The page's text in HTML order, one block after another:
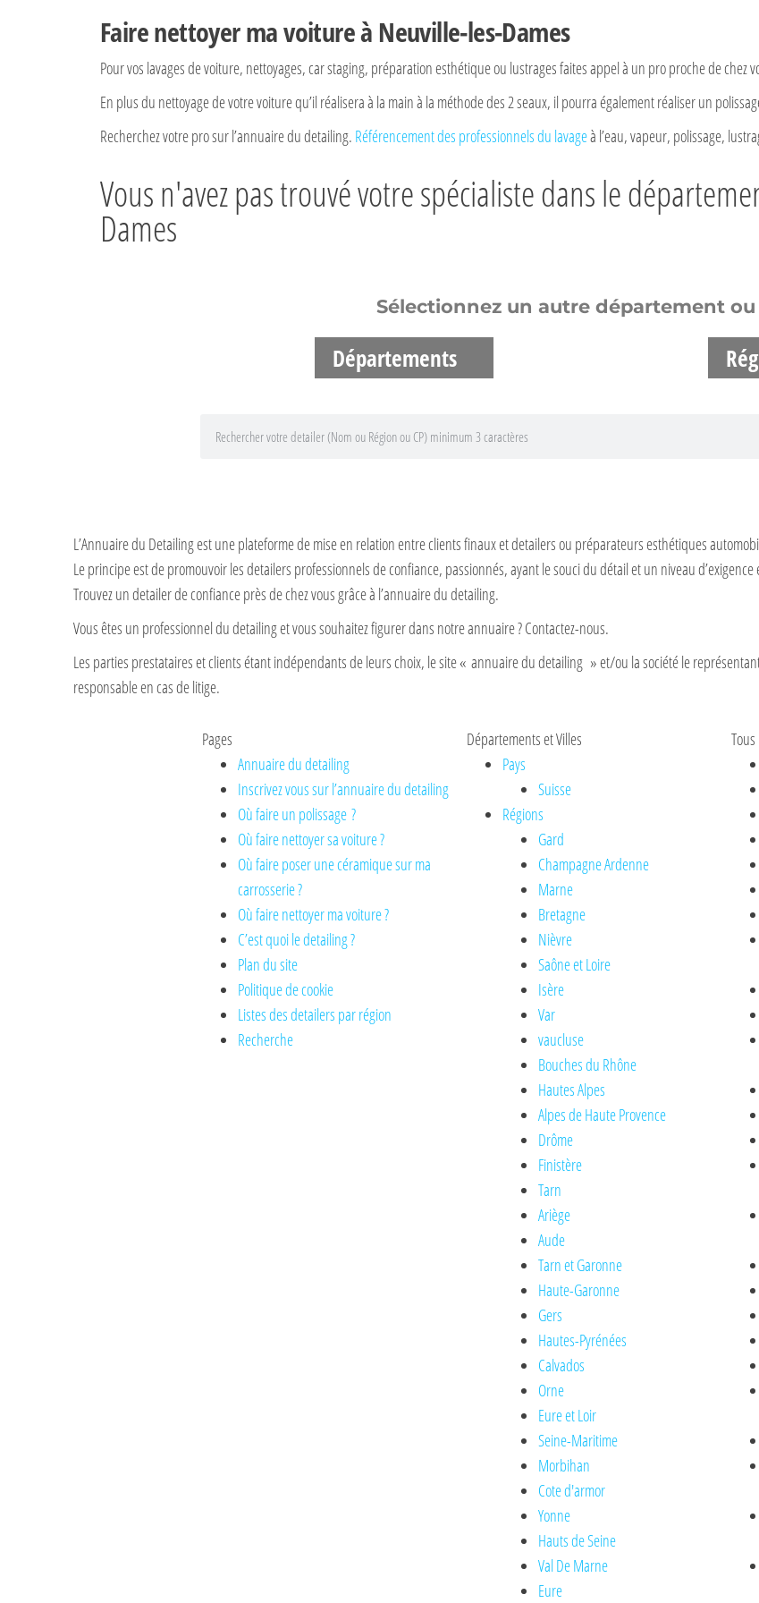
Faire nettoyer ma voiture à Neuville-les-Dames
Pour vos lavages de voiture, nettoyages, car staging, préparation esthétique ou lustrages faites appel à un pro proche de chez
En plus du nettoyage de votre voiture qu’il réalisera à la main à la méthode des 2 seaux, il pourra également réaliser un
Recherchez votre pro sur l’annuaire du detailing. Référencement des professionnels du lavageà l’eau, vapeur, polissage,
Vous n'avez pas trouvé votre spécialiste dans le
Dames
Sélectionnez un autre département
Départements
L’Annuaire du Detailing est une plateforme de mise en relation entre clients finaux et detailers ou préparateurs esthétiques
Le principe est de promouvoir les detailers professionnels de confiance, passionnés, ayant le souci du détail et un niveau d’exigence
Trouvez un detailer de confiance près de chez vous grâce à l’annuaire du detailing.
Vous êtes un professionnel du detailing et vous souhaitez figurer dans notre annuaire ? Contactez-nous.
Les parties prestataires et clients étant indépendants de leurs choix, le site « annuaire du detailing » et/ou la société le
responsable en cas de litige.
Pages
Annuaire du detailing
Inscrivez vous sur l’annuaire du detailing
Où faire un polissage ?
Où faire nettoyer sa voiture ?
Où faire poser une céramique sur ma
carrosserie ?
Où faire nettoyer ma voiture ?
C’est quoi le detailing ?
Plan du site
Politique de cookie
Listes des detailers par région
Recherche
Départements et Villes
Pays
Suisse
Régions
Gard
Champagne Ardenne
Marne
Bretagne
Nièvre
Saône et Loire
Isère
Var
vaucluse
Bouches du Rhône
Hautes Alpes
Alpes de Haute Provence
Drôme
Finistère
Tarn
Ariège
Aude
Tarn et Garonne
Haute-Garonne
Gers
Hautes-Pyrénées
Calvados
Orne
Eure et Loir
Seine-Maritime
Morbihan
Cote d'armor
Yonne
Hauts de Seine
Val De Marne
Eure